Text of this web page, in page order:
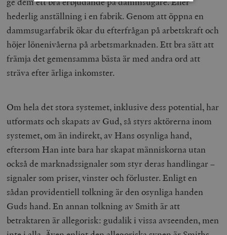
hederlig anställning i en fabrik. Genom att öppna en
dammsugarfabrik ökar du efterfrågan på arbetskraft och
höjer lönenivåerna på arbetsmarknaden. Ett bra sätt att
främja det gemensamma bästa är med andra ord att
sträva efter ärliga inkomster.
Om hela det stora systemet, inklusive dess potential, har
utformats och skapats av Gud, så styrs aktörerna inom
systemet, om än indirekt, av Hans osynliga hand,
eftersom Han inte bara har skapat människorna utan
också de marknadssignaler som styr deras handlingar –
signaler som priser, vinster och förluster. Enligt en
sådan providentiell tolkning är den osynliga handen
Guds hand. En annan tolkning av Smith är att
betraktaren är allegorisk: gudalik i vissa avseenden, men
Strikt nödvändigt
Funktioner
Strikt nödvändiga kakor tillåter
kärnwebbplatsfunktioner som användarinloggning
och kontohantering. Webbplatsen kan inte användas
ordentligt utan strikt nödvändiga cookies.
woocommerce_cart_hash
Inc.
timbro.se
_hjFirstSeen
Hotjar Ltd